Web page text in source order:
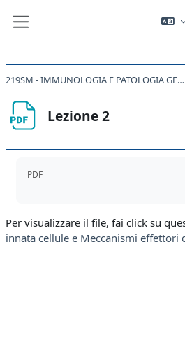
219SM - IMMUNOLOGIA E PATOLOGIA GENERALE 2020
Lezione 2
PDF
Per visualizzare il file, fai click su
innata cellule e Meccanismi effettori